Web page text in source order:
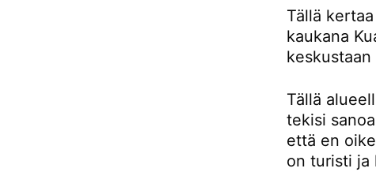
Tällä
kaukana
Tällä
tekisi
että en
on turisti ja